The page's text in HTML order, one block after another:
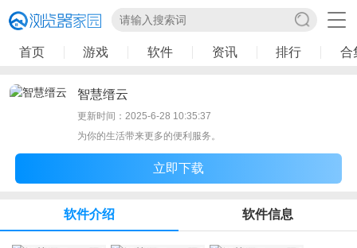
首页 游戏 软件 资讯 排行 合
智慧缙云
更新时间：2025-6-28 10:35:37
为你的生活带来更多的便利服务。
立即下载
软件介绍 软件信息